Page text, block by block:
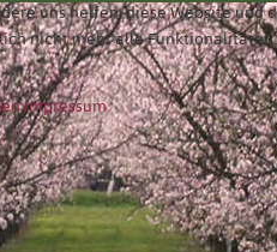
uns helfen, diese Website
nicht mehr alle
Impressum